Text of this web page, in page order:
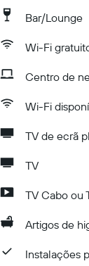
Bar/Lounge
Wi-Fi
Centro de
Wi-Fi
TV de ecrã
TV
TV Cabo ou
Artigos de
Instalações